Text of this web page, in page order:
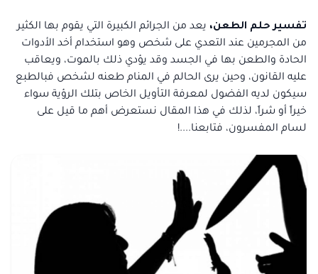
تفسير حلم الطعن، يعد من الجرائم الكبيرة التي يقوم بها الكثير
من المجرمين عند التعدي على شخص وهو استخدام أخد الأدوات
الحادة والطعن بها في الجسد وقد يؤدي ذلك بالموت، ويعاقب
عليه القانون، وحين يرى الحالم في المنام طعنه لشخص فبالطبع
سيكون لديه الفضول لمعرفة التأويل الخاص بتلك الرؤية سواء
خيراً أو شراً، لذلك في هذا المقال نستعرض أهم ما قيل على
لسام المفسرون، فتابعنا....!